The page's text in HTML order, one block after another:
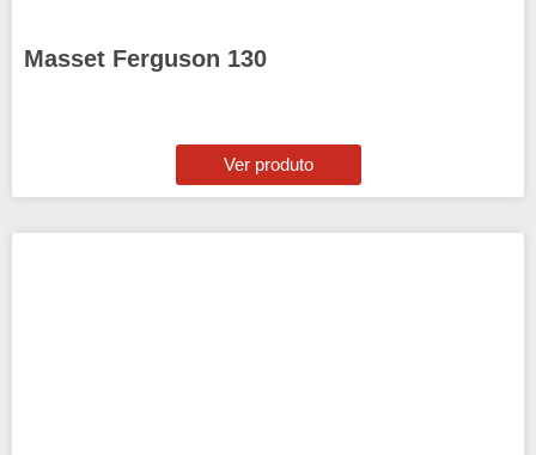
Masset Ferguson 130
Ver produto